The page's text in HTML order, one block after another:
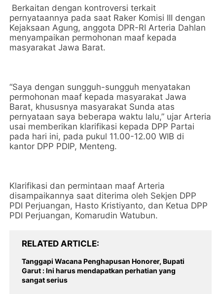
Berkaitan dengan kontroversi terkait
pernyataannya pada saat Raker Komisi III dengan
Kejaksaan Agung, anggota DPR-RI Arteria Dahlan
menyampaikan permohonan maaf kepada
masyarakat Jawa Barat.
“Saya dengan sungguh-sungguh menyatakan
permohonan maaf kepada masyarakat Jawa
Barat, khususnya masyarakat Sunda atas
pernyataan saya beberapa waktu lalu,” ujar Arteria
usai memberikan klarifikasi kepada DPP Partai
pada hari ini, pada pukul 11.00-12.00 WIB di
kantor DPP PDIP, Menteng.
Klarifikasi dan permintaan maaf Arteria
disampaikannya saat diterima oleh Sekjen DPP
PDI Perjuangan, Hasto Kristiyanto, dan Ketua DPP
PDI Perjuangan, Komarudin Watubun.
RELATED ARTICLE
Tanggapi Wacana Penghapusan Honorer, Bupati
Garut : Ini harus mendapatkan perhatian yang
sangat serius